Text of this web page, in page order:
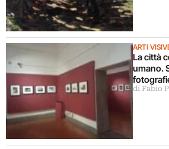
ARTI
La città
umano.
mostra a
di Fabio